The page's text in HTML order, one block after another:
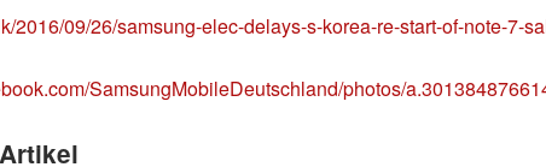
2016/09/26/samsung-elec-delays-s-korea-re-start-of-note-7-
SamsungMobileDeutschland/photos/